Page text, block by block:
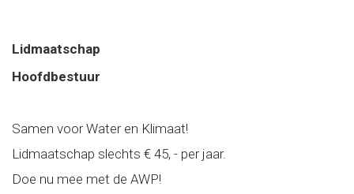
Lidmaatschap
Hoofdbestuur
Samen voor Water en Klimaat!
Lidmaatschap slechts € 45, - per jaar.
Doe nu mee met de AWP!